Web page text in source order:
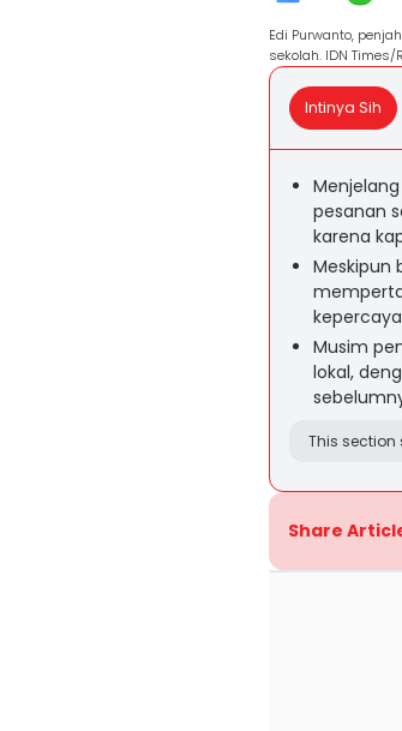
Edi Purwanto,
sekolah. IDN Times/
Intinya Sih
pesanan
karena
Meskipun
Musim
lokal,
This
Share